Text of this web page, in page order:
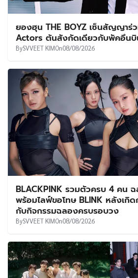
ยองฮุน THE BOYZ เซ็นสัญญาร่
Actors ต้นสังกัดเดียวกับพัคอึน
BySVVEET KIMOn08/08/2026
BLACKPINK รวมตัวครบ 4 คน
พร้อมไลฟ์ขอโทษ BLINK หลังเกิด
กับกิจกรรมฉลองครบรอบวง
BySVVEET KIMOn08/08/2026